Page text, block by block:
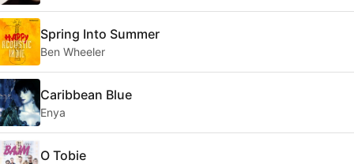
Spring Into Summer
Ben Wheeler
Caribbean Blue
Enya
O Tobie